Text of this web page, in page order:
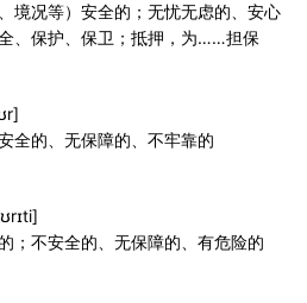
境况等）安全的；无忧无虑的、安心
、保护、保卫；抵押，为……担保
全的、无保障的、不牢靠的
；不安全的、无保障的、有危险的